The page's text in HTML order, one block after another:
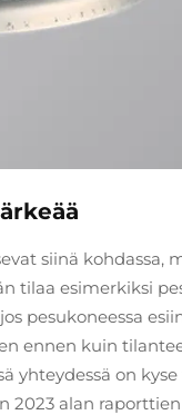
siinä kohdassa,
tilaa esimerkiksi
pesukoneessa
ennen kuin
yhteydessä on
2023 alan